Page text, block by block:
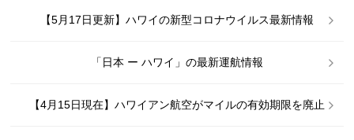
【5月17日更新】ハワイの新型コロナウイルス最新情報
「日本 ー ハワイ」の最新運航情報
【4月15日現在】ハワイアン航空がマイルの有効期限を廃止